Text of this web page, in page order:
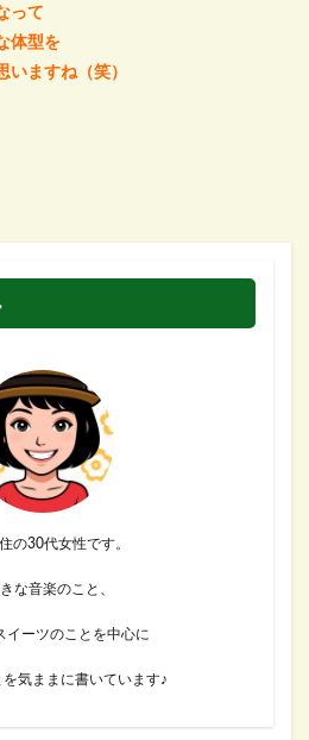
って
体型を
いますね（笑）
の30代女性です。
な音楽のこと、
イーツのことを中心に
気ままに書いています♪